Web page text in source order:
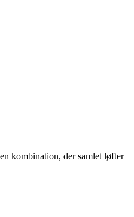
kombination, der samlet løfter